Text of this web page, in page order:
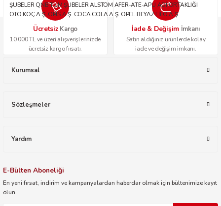
ŞUBELER QNB TÜM ŞUBELER ALSTOM AFER-ATE-APU ADİ ORTAKLIĞI
OTO KOÇ A.Ş. OPİS A.Ş. COCA COLA A.Ş. OPEL BEYAZ FİLO A.Ş.
Ücretsiz Kargo
10.000 TL ve üzeri alışverişlerinizde
ücretsiz kargo fırsatı.
İade & Değişim İmkanı
Satın aldığınız ürünlerde kolay
iade ve değişim imkanı.
Kurumsal
Sözleşmeler
Yardım
E-Bülten Aboneliği
En yeni fırsat, indirim ve kampanyalardan haberdar olmak için bültenimize kayıt
olun.